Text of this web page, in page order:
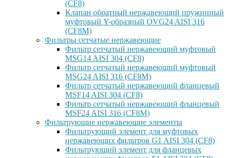
(CF8)
Клапан обратный нержавеющий пружинный
муфтовый Y-образный OVG24 AISI 316
(CF8М)
Фильтры сетчатые нержавеющие
Фильтр сетчатый нержавеющий муфтовый
MSG14 AISI 304 (CF8)
Фильтр сетчатый нержавеющий муфтовый
MSG24 AISI 316 (CF8M)
Фильтр сетчатый нержавеющий фланцевый
MSF14 AISI 304 (CF8)
Фильтр сетчатый нержавеющий фланцевый
MSF24 AISI 316 (CF8M)
Фильтрующие нержавеющие элементы
Фильтрующий элемент для муфтовых
нержавеющих фильтров G1 AISI 304 (CF8)
Фильтрующий элемент для фланцевых